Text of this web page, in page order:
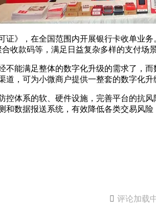
证》，在全国范围内开展银行卡收单业
收款码等，满足日益复杂多样的支付场景
能满足整体的数字化升级的需求了，
，可为小微商户提供一整套的数字化升
控体系的软、硬件设施，完善平台的抗
数据报送系统，有效降低各类交易风险
 评论加载